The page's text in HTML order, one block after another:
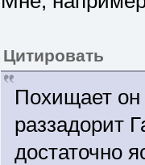
Цитировать
Похищает он
раззадорит
достаточно